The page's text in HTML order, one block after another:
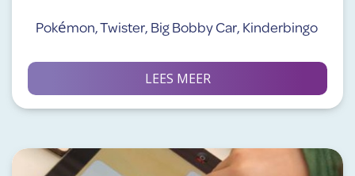
Pokémon, Twister, Big Bobby Car, Kinderbingo
LEES MEER